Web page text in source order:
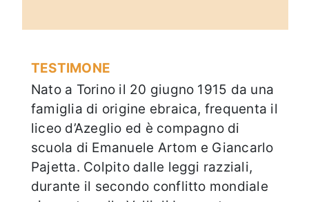
TESTIMONE
Nato a Torino il 20 giugno 1915 da una
famiglia di origine ebraica, frequenta il
liceo d’Azeglio ed è compagno di
scuola di Emanuele Artom e Giancarlo
Pajetta. Colpito dalle leggi razziali,
durante il secondo conflitto mondiale